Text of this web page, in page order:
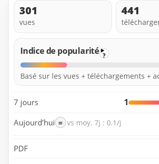
301
vues
441
Indice de popularité ?
Basé sur les vues + téléchargements +
7 jours 1
Aujourd’hui = vs moy. 7j : 0.1/j
PDF